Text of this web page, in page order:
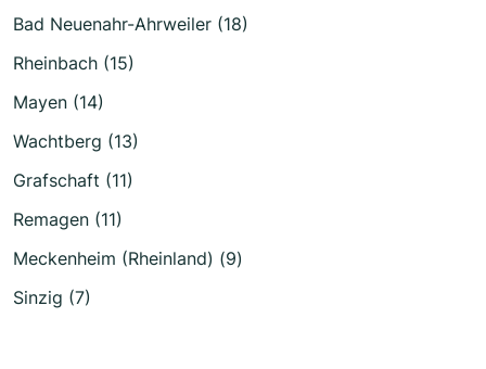
Bad Neuenahr-Ahrweiler (18)
Rheinbach (15)
Mayen (14)
Wachtberg (13)
Grafschaft (11)
Remagen (11)
Meckenheim (Rheinland) (9)
Sinzig (7)